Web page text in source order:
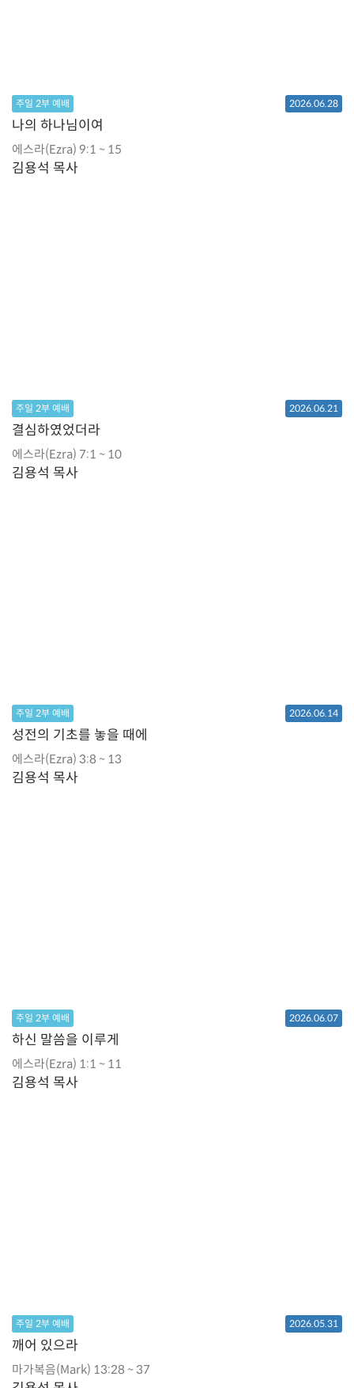
주일 2부 예배 2026.06.28
나의 하나님이여
에스라(Ezra) 9:1 ~ 15
김용석 목사
주일 2부 예배 2026.06.21
결심하였었더라
에스라(Ezra) 7:1 ~ 10
김용석 목사
주일 2부 예배 2026.06.14
성전의 기초를 놓을 때에
에스라(Ezra) 3:8 ~ 13
김용석 목사
주일 2부 예배 2026.06.07
하신 말씀을 이루게
에스라(Ezra) 1:1 ~ 11
김용석 목사
주일 2부 예배 2026.05.31
깨어 있으라
마가복음(Mark) 13:28 ~ 37